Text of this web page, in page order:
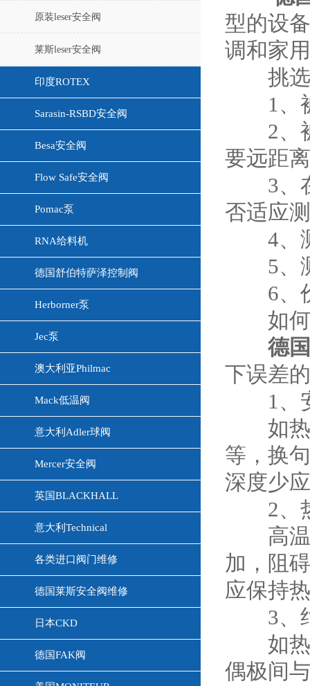
原装leser安全阀
莱斯leser安全阀
印度ROTEX
Sarasin-RSBD安全阀
Besa安全阀
Flow Safe安全阀
Pomac泵
RNA给料机
德国舒伯特萨泽控制阀
Herborner泵
Jec泵
澳大利亚Philmac
Mack低温阀
意大利Adler球阀
Mercer安全阀
英国BLACKHALL
意大利Technical
各类进口阀门维修
德国莱斯安全阀维修
日本CKD
德国FAK阀
型的设
调和家
挑选
1、被
2、被
要远距
3、在
否适应
4、测
5、测
6、价
如何
德
下误差
1、安
如热
等，换
深度少
2、
高温
加，阻
应保持
3、绝
如热
偶极间